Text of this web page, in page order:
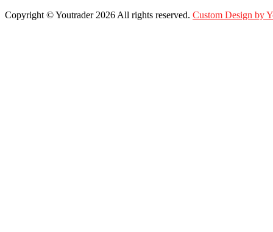
Copyright ©Youtrader2026 All rights reserved. Custom Design by